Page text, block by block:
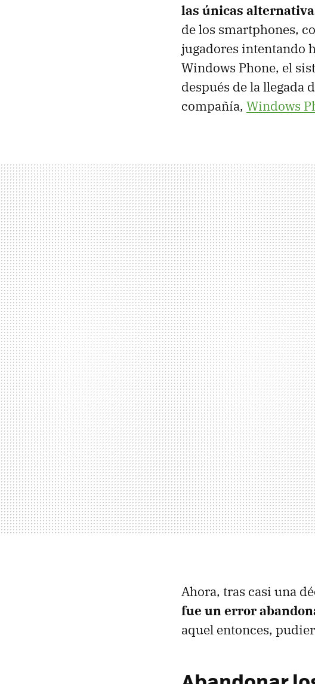
las únicas
de los smartphones,
jugadores intentando
Windows Phone, el
después de la llegada
compañía, Windows
Ahora, tras casi una
fue un error
aquel entonces,